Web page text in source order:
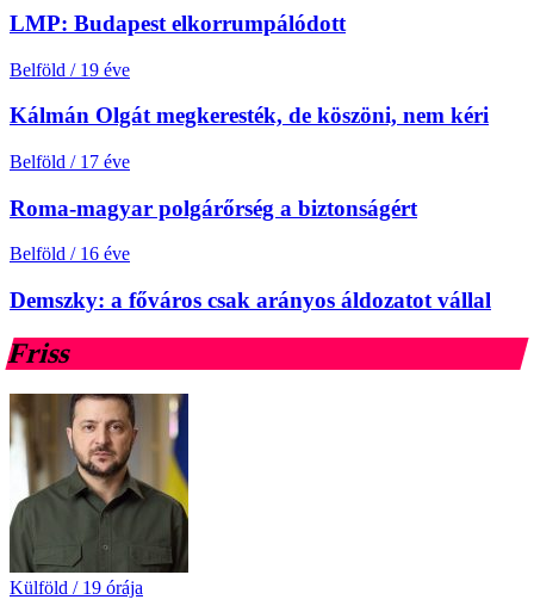
LMP: Budapest elkorrumpálódott
Belföld / 19 éve
Kálmán Olgát megkeresték, de köszöni, nem kéri
Belföld / 17 éve
Roma-magyar polgárőrség a biztonságért
Belföld / 16 éve
Demszky: a főváros csak arányos áldozatot vállal
Friss
Külföld / 19 órája